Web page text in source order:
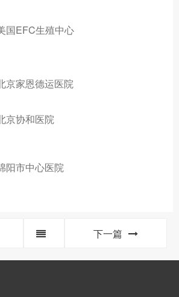
国EFC生殖中心
京家恩德运医院
京协和医院
阳市中心医院
下一篇